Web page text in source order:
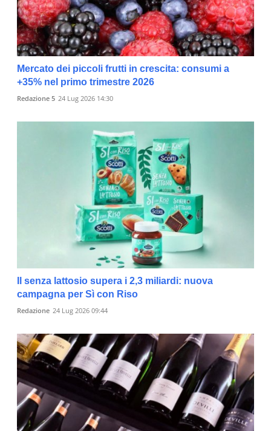
Mercato dei piccoli frutti in crescita: consumi a
+35% nel primo trimestre 2026
Redazione 5 24 Lug 2026 14:30
Il senza lattosio supera i 2,3 miliardi: nuova
campagna per Sì con Riso
Redazione 24 Lug 2026 09:44